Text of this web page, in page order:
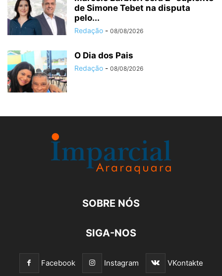
de Simone Tebet na disputa
pelo...
Redação - 08/08/2026
O Dia dos Pais
Redação - 08/08/2026
SOBRE NÓS
SIGA-NOS
Facebook Instagram VKontakte